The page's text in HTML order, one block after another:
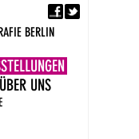
BERLIN
ÜBER UNS